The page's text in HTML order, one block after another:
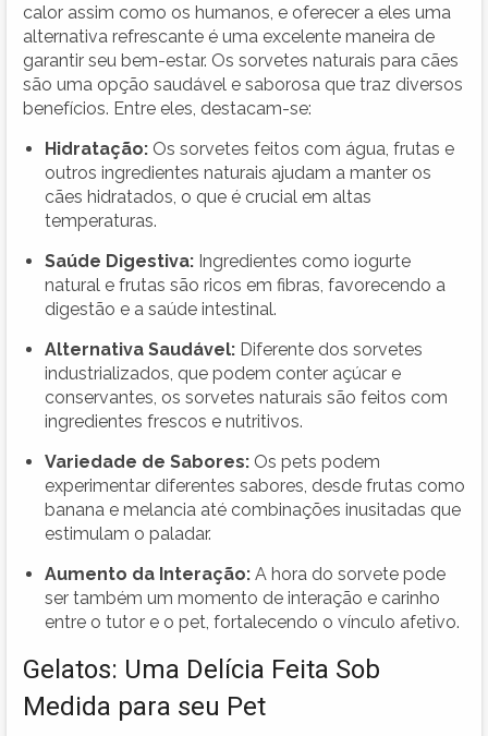
calor assim como os humanos, e oferecer a eles uma
alternativa refrescante é uma excelente maneira de
garantir seu bem-estar. Os sorvetes naturais para cães
são uma opção saudável e saborosa que traz diversos
benefícios. Entre eles, destacam-se:
Hidratação: Os sorvetes feitos com água, frutas e
outros ingredientes naturais ajudam a manter os
cães hidratados, o que é crucial em altas
temperaturas.
Saúde Digestiva: Ingredientes como iogurte
natural e frutas são ricos em fibras, favorecendo a
digestão e a saúde intestinal.
Alternativa Saudável: Diferente dos sorvetes
industrializados, que podem conter açúcar e
conservantes, os sorvetes naturais são feitos com
ingredientes frescos e nutritivos.
Variedade de Sabores: Os pets podem
experimentar diferentes sabores, desde frutas como
banana e melancia até combinações inusitadas que
estimulam o paladar.
Aumento da Interação: A hora do sorvete pode
ser também um momento de interação e carinho
entre o tutor e o pet, fortalecendo o vínculo afetivo.
Gelatos: Uma Delícia Feita Sob
Medida para seu Pet